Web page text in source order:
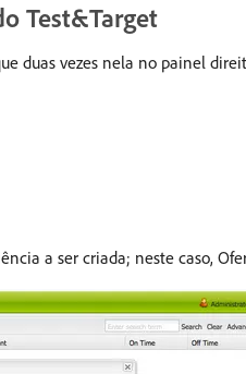
Test&Target
duas vezes nela no painel
a ser criada; neste caso,